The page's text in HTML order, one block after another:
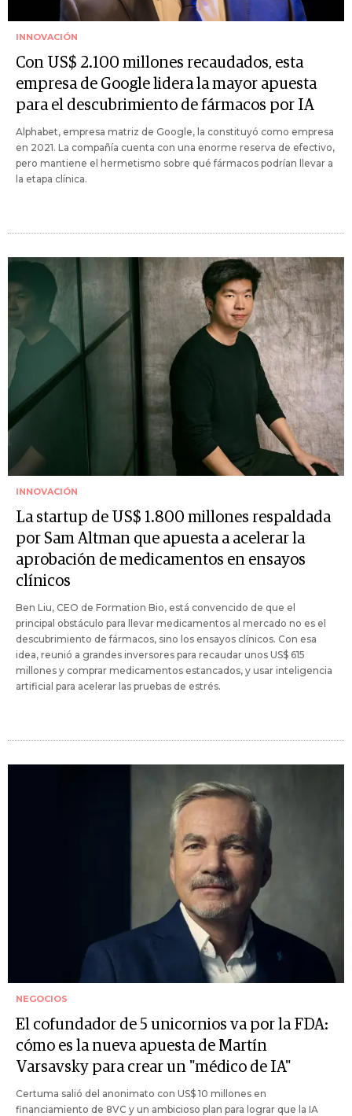
INNOVACIÓN
Con US$ 2.100 millones recaudados, esta
empresa de Google lidera la mayor apuesta
para el descubrimiento de fármacos por IA
Alphabet, empresa matriz de Google, la constituyó como empresa
en 2021. La compañía cuenta con una enorme reserva de efectivo,
pero mantiene el hermetismo sobre qué fármacos podrían llevar a
la etapa clínica.
INNOVACIÓN
La startup de US$ 1.800 millones respaldada
por Sam Altman que apuesta a acelerar la
aprobación de medicamentos en ensayos
clínicos
Ben Liu, CEO de Formation Bio, está convencido de que el
principal obstáculo para llevar medicamentos al mercado no es el
descubrimiento de fármacos, sino los ensayos clínicos. Con esa
idea, reunió a grandes inversores para recaudar unos US$ 615
millones y comprar medicamentos estancados, y usar inteligencia
artificial para acelerar las pruebas de estrés.
NEGOCIOS
El cofundador de 5 unicornios va por la FDA:
cómo es la nueva apuesta de Martín
Varsavsky para crear un "médico de IA"
Certuma salió del anonimato con US$ 10 millones en
financiamiento de 8VC y un ambicioso plan para lograr que la IA